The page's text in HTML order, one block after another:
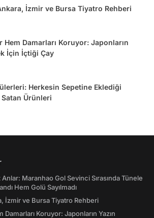
İzmir ve Bursa Tiyatro Rehberi
Hem Damarları Koruyor: Japonların
İçin İçtiği Çay
Herkesin Sepetine Eklediği
Satan Ürünleri
Maranhao Gol Sevinci Sırasında Tünele
Hem Golü Sayılmadı
İzmir ve Bursa Tiyatro Rehberi
Koruyor: Japonların Yazın